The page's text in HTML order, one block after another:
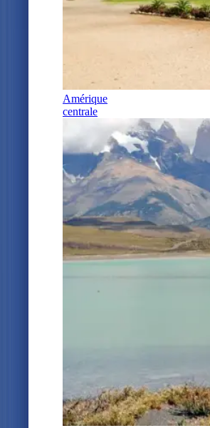
Amérique
centrale